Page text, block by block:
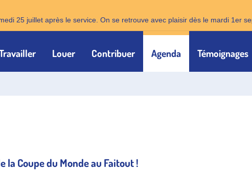
25 juillet après le service. On se retrouve avec plaisir dès le mardi 1er
Louer Contribuer Agenda Témoignages
la Coupe du Monde au Faitout !